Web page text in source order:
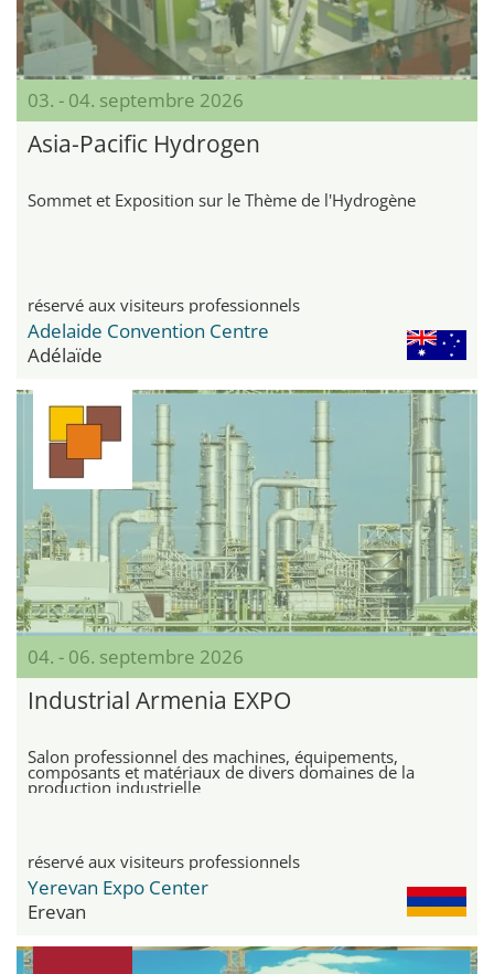
03. - 04. septembre 2026
Asia-Pacific Hydrogen
Sommet et Exposition sur le Thème de l'Hydrogène
réservé aux visiteurs professionnels
Adelaide Convention Centre
Adélaïde
04. - 06. septembre 2026
Industrial Armenia EXPO
Salon professionnel des machines, équipements,
composants et matériaux de divers domaines de la
production industrielle
réservé aux visiteurs professionnels
Yerevan Expo Center
Erevan